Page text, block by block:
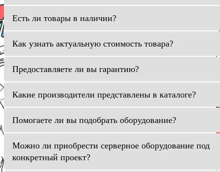
Есть ли товары в наличии?
Как узнать актуальную стоимость товара?
Предоставляете ли вы гарантию?
Какие производители представлены в каталоге?
Помогаете ли вы подобрать оборудование?
Можно ли приобрести серверное оборудование под
конкретный проект?